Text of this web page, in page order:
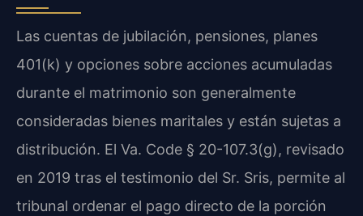
Las cuentas de jubilación, pensiones, planes
401(k) y opciones sobre acciones acumuladas
durante el matrimonio son generalmente
consideradas bienes maritales y están sujetas a
distribución. El Va. Code § 20-107.3(g), revisado
en 2019 tras el testimonio del Sr. Sris, permite al
tribunal ordenar el pago directo de la porción